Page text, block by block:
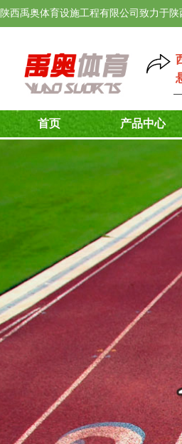
陕西禹奥体育设施工程有限公司致力于
首页 产品中心